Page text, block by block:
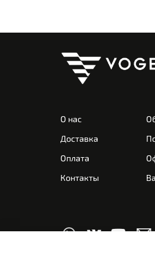
О нас
Доставка
Оплата
Контакты